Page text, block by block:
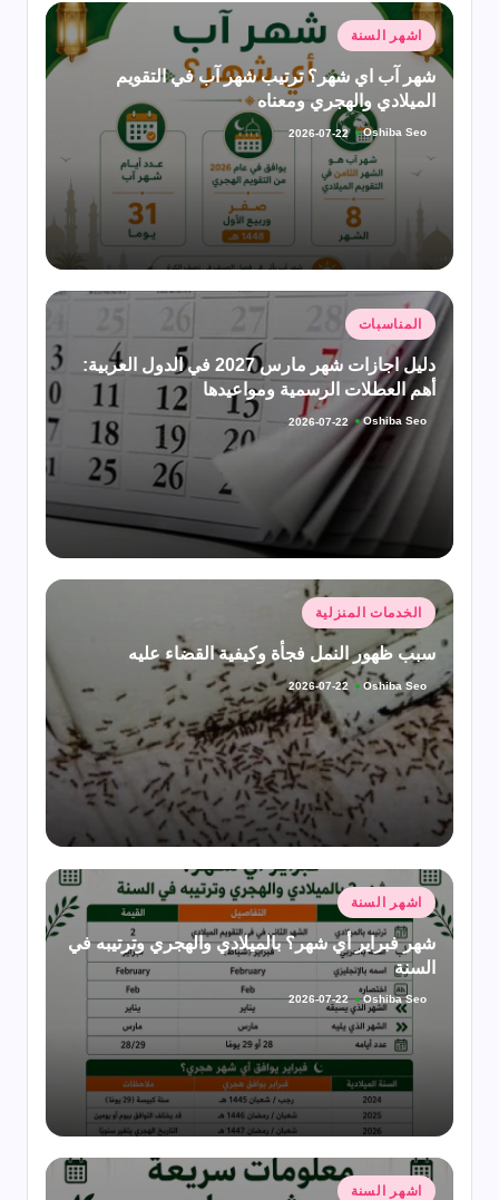
نُشر
في
اشهر السنة
شهر آب اي شهر؟ ترتيب شهر آب في التقويم
الميلادي والهجري ومعناه
تمّ
Oshiba Seo
2026-07-22
نُشر
في
المناسبات
دليل اجازات شهر مارس 2027 في الدول العربية:
أهم العطلات الرسمية ومواعيدها
تمّ
Oshiba Seo
2026-07-22
نُشر
في
الخدمات المنزلية
سبب ظهور النمل فجأة وكيفية القضاء عليه
تمّ
النشر
بواسطة
Oshiba Seo
2026-07-22
نُشر
في
اشهر السنة
شهر فبراير أي شهر؟ بالميلادي والهجري وترتيبه في
السنة
تمّ
النشر
بواسطة
Oshiba Seo
2026-07-22
نُشراشهر السنة